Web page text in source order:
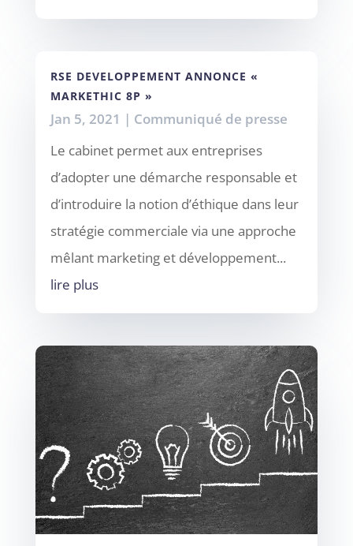
RSE DEVELOPPEMENT ANNONCE «
MARKETHIC 8P »
Jan 5, 2021 | Communiqué de presse
Le cabinet permet aux entreprises
d’adopter une démarche responsable et
d’introduire la notion d’éthique dans leur
stratégie commerciale via une approche
mêlant marketing et développement...
lire plus